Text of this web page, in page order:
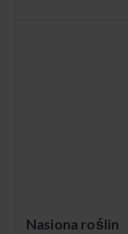
Nasiona roślin